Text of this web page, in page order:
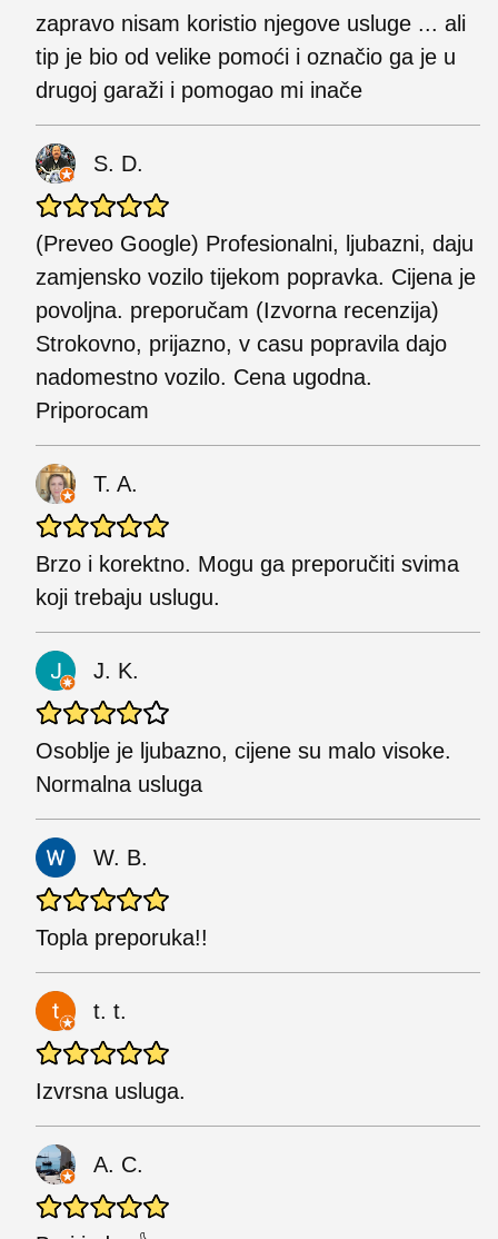
zapravo nisam koristio njegove usluge ... ali
tip je bio od velike pomoći i označio ga je u
drugoj garaži i pomogao mi inače
S. D.
(Preveo Google) Profesionalni, ljubazni, daju
zamjensko vozilo tijekom popravka. Cijena je
povoljna. preporučam (Izvorna recenzija)
Strokovno, prijazno, v casu popravila dajo
nadomestno vozilo. Cena ugodna.
Priporocam
T. A.
Brzo i korektno. Mogu ga preporučiti svima
koji trebaju uslugu.
J. K.
Osoblje je ljubazno, cijene su malo visoke.
Normalna usluga
W. B.
Topla preporuka!!
t. t.
Izvrsna usluga.
A. C.